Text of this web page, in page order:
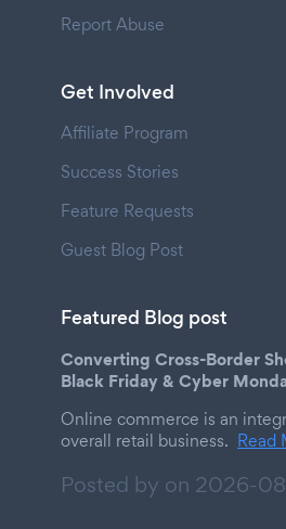
Report Abuse
Get Involved
Affiliate Program
Success Stories
Feature Requests
Guest Blog Post
Featured Blog post
Converting Cross-Border
Black Friday & Cyber
Online commerce is an
overall retail business. Read
Posted by on 2026-